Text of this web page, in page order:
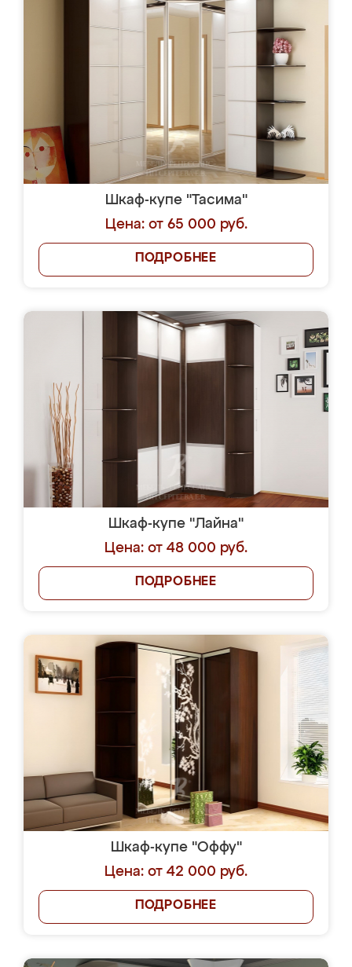
Шкаф-купе "Тасима"
Цена: от 65 000 руб.
ПОДРОБНЕЕ
Шкаф-купе "Лайна"
Цена: от 48 000 руб.
ПОДРОБНЕЕ
Шкаф-купе "Оффу"
Цена: от 42 000 руб.
ПОДРОБНЕЕ